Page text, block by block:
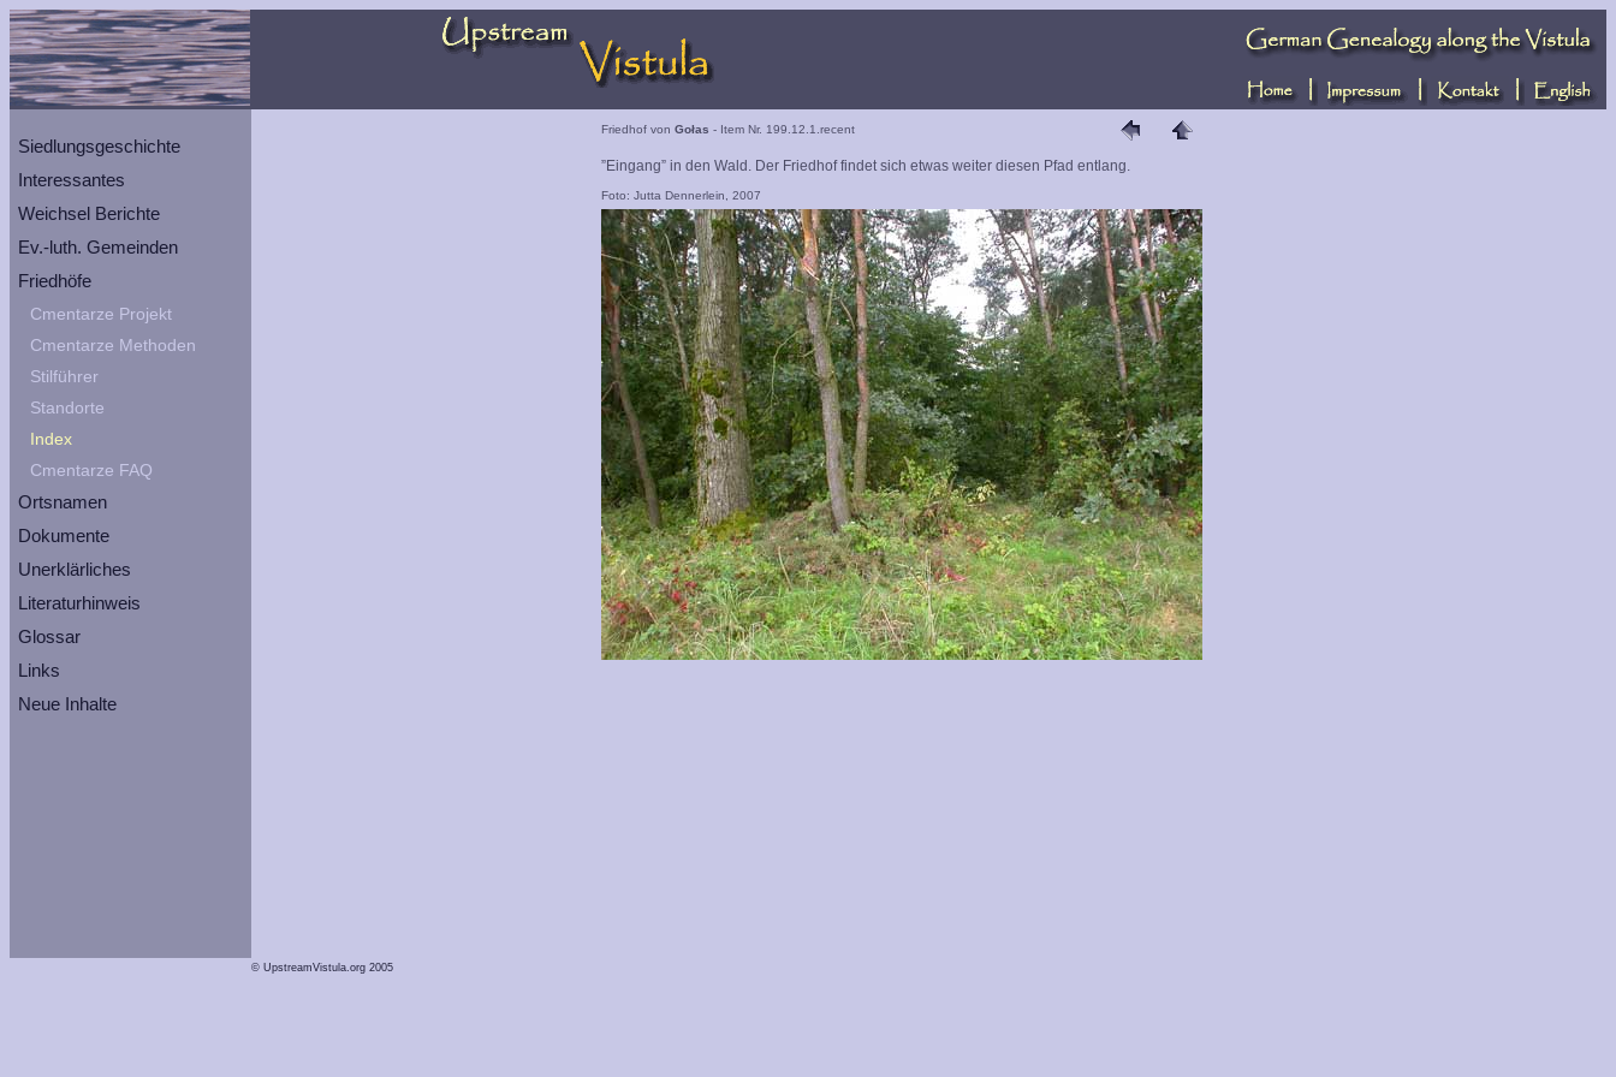
Siedlungsgeschichte
Interessantes
Weichsel Berichte
Ev.-luth. Gemeinden
Friedhöfe
Cmentarze Projekt
Cmentarze Methoden
Stilführer
Standorte
Index
Cmentarze FAQ
Ortsnamen
Dokumente
Unerklärliches
Literaturhinweis
Glossar
Links
Neue Inhalte
Friedhof von Gołas - Item Nr. 199.12.1.recent
”Eingang” in den Wald. Der Friedhof findet sich etwas weiter diesen Pfad entlang.
Foto: Jutta Dennerlein, 2007
© UpstreamVistula.org 2005